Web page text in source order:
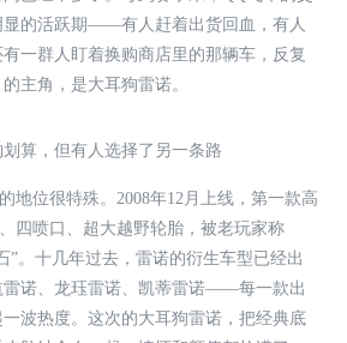
显的活跃期——有人赶着出货回血，有人
一群人盯着换购商店里的那辆车，反复
主角，是大耳狗雷诺。
算，但有人选择了另一条路
地位很特殊。2008年12月上线，第一款高
四喷口、超大越野轮胎，被老玩家称
”。十几年过去，雷诺的衍生车型已经出
诺、龙珏雷诺、凯蒂雷诺——每一款出
波热度。这次的大耳狗雷诺，把经典底